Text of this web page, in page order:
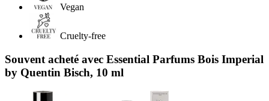
Vegan
Cruelty-free
Souvent acheté avec Essential Parfums Bois Imperial
by Quentin Bisch, 10 ml